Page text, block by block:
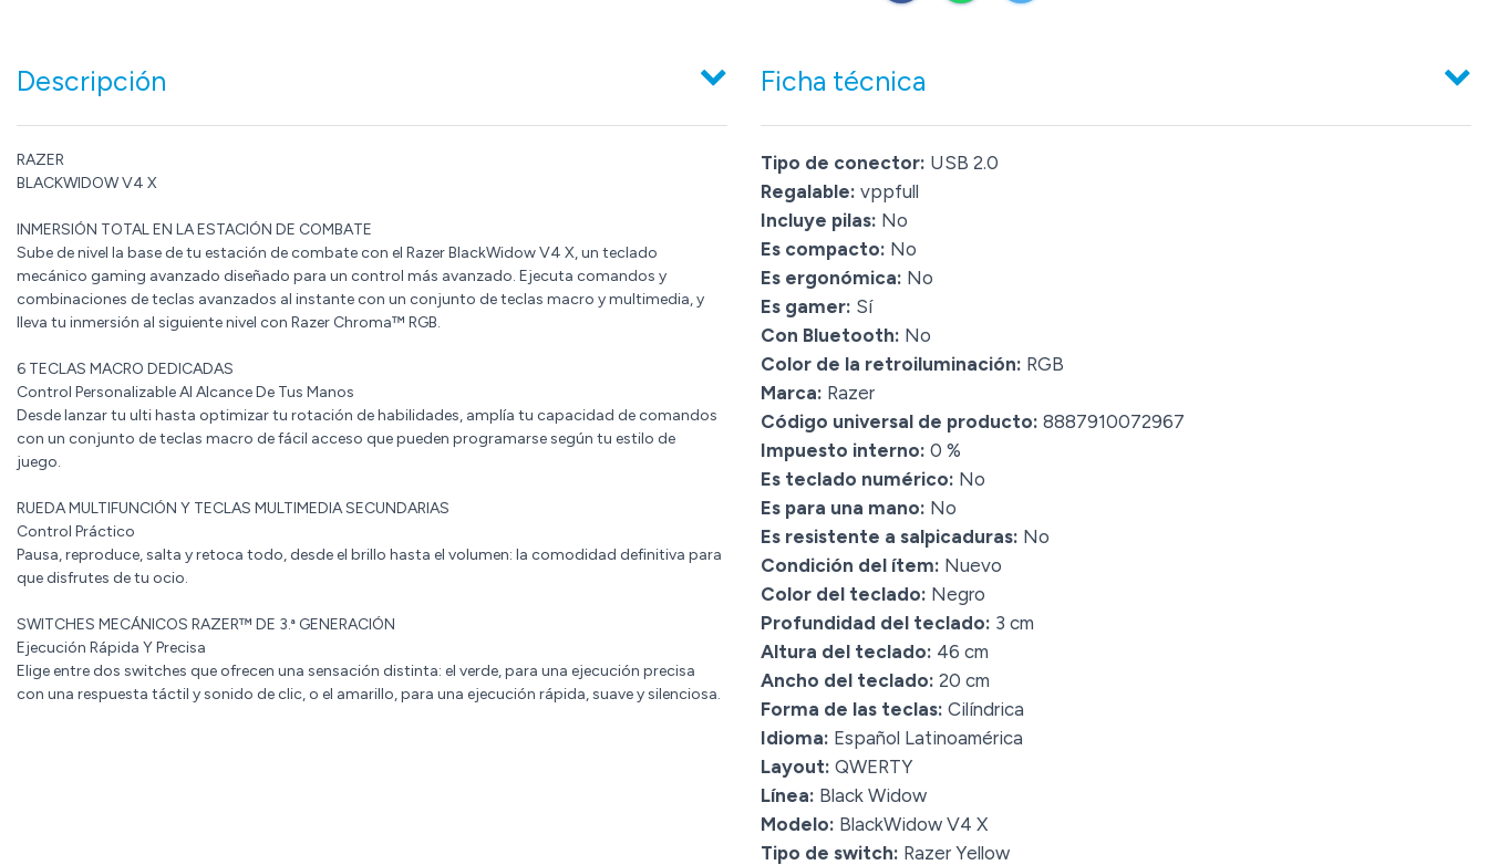
Descripción
RAZER
BLACKWIDOW V4 X
INMERSIÓN TOTAL EN LA ESTACIÓN DE COMBATE
Sube de nivel la base de tu estación de combate con el Razer BlackWidow V4 X, un teclado
mecánico gaming avanzado diseñado para un control más avanzado. Ejecuta comandos y
combinaciones de teclas avanzados al instante con un conjunto de teclas macro y multimedia, y
lleva tu inmersión al siguiente nivel con Razer Chroma™ RGB.
6 TECLAS MACRO DEDICADAS
Control Personalizable Al Alcance De Tus Manos
Desde lanzar tu ulti hasta optimizar tu rotación de habilidades, amplía tu capacidad de comandos
con un conjunto de teclas macro de fácil acceso que pueden programarse según tu estilo de
juego.
RUEDA MULTIFUNCIÓN Y TECLAS MULTIMEDIA SECUNDARIAS
Control Práctico
Pausa, reproduce, salta y retoca todo, desde el brillo hasta el volumen: la comodidad definitiva para
que disfrutes de tu ocio.
SWITCHES MECÁNICOS RAZER™ DE 3.ª GENERACIÓN
Ejecución Rápida Y Precisa
Elige entre dos switches que ofrecen una sensación distinta: el verde, para una ejecución precisa
con una respuesta táctil y sonido de clic, o el amarillo, para una ejecución rápida, suave y silenciosa.
Ficha técnica
Tipo de conector: USB 2.0
Regalable: vppfull
Incluye pilas: No
Es compacto: No
Es ergonómica: No
Es gamer: Sí
Con Bluetooth: No
Color de la retroiluminación: RGB
Marca: Razer
Código universal de producto: 8887910072967
Impuesto interno: 0 %
Es teclado numérico: No
Es para una mano: No
Es resistente a salpicaduras: No
Condición del ítem: Nuevo
Color del teclado: Negro
Profundidad del teclado: 3 cm
Altura del teclado: 46 cm
Ancho del teclado: 20 cm
Forma de las teclas: Cilíndrica
Idioma: Español Latinoamérica
Layout: QWERTY
Línea: Black Widow
Modelo: BlackWidow V4 X
Tipo de switch: Razer Yellow